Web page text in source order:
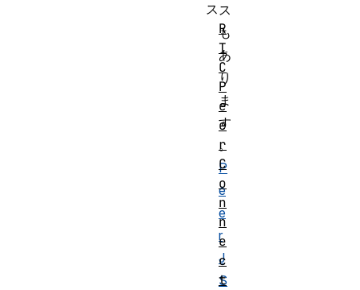
ス
も
あ
り
ま
す
。
P
e
e
r
J
S
ス
R
T
C
P
e
e
r
C
o
n
n
e
c
t